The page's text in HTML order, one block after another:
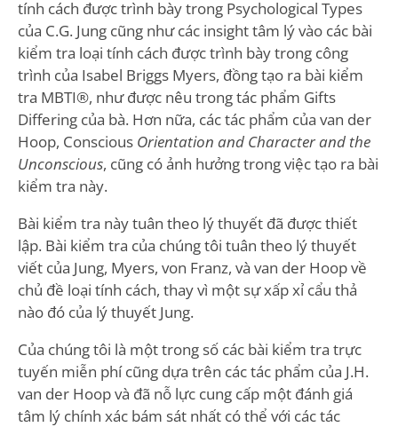
tính cách được trình bày trong Psychological Types
của C.G. Jung cũng như các insight tâm lý vào các bài
kiểm tra loại tính cách được trình bày trong công
trình của Isabel Briggs Myers, đồng tạo ra bài kiểm
tra MBTI®, như được nêu trong tác phẩm Gifts
Differing của bà. Hơn nữa, các tác phẩm của van der
Hoop, Conscious Orientation and Character and the
Unconscious, cũng có ảnh hưởng trong việc tạo ra bài
kiểm tra này.
Bài kiểm tra này tuân theo lý thuyết đã được thiết
lập. Bài kiểm tra của chúng tôi tuân theo lý thuyết
viết của Jung, Myers, von Franz, và van der Hoop về
chủ đề loại tính cách, thay vì một sự xấp xỉ cẩu thả
nào đó của lý thuyết Jung.
Của chúng tôi là một trong số các bài kiểm tra trực
tuyến miễn phí cũng dựa trên các tác phẩm của J.H.
van der Hoop và đã nỗ lực cung cấp một đánh giá
tâm lý chính xác bám sát nhất có thể với các tác